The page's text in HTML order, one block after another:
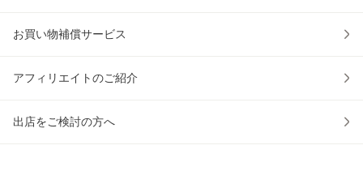
お買い物補償サービス
アフィリエイトのご紹介
出店をご検討の方へ